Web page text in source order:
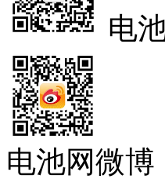
电
电池网微博